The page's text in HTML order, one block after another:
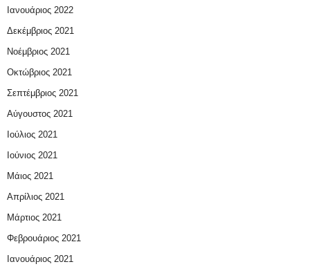
Ιανουάριος 2022
Δεκέμβριος 2021
Νοέμβριος 2021
Οκτώβριος 2021
Σεπτέμβριος 2021
Αύγουστος 2021
Ιούλιος 2021
Ιούνιος 2021
Μάιος 2021
Απρίλιος 2021
Μάρτιος 2021
Φεβρουάριος 2021
Ιανουάριος 2021